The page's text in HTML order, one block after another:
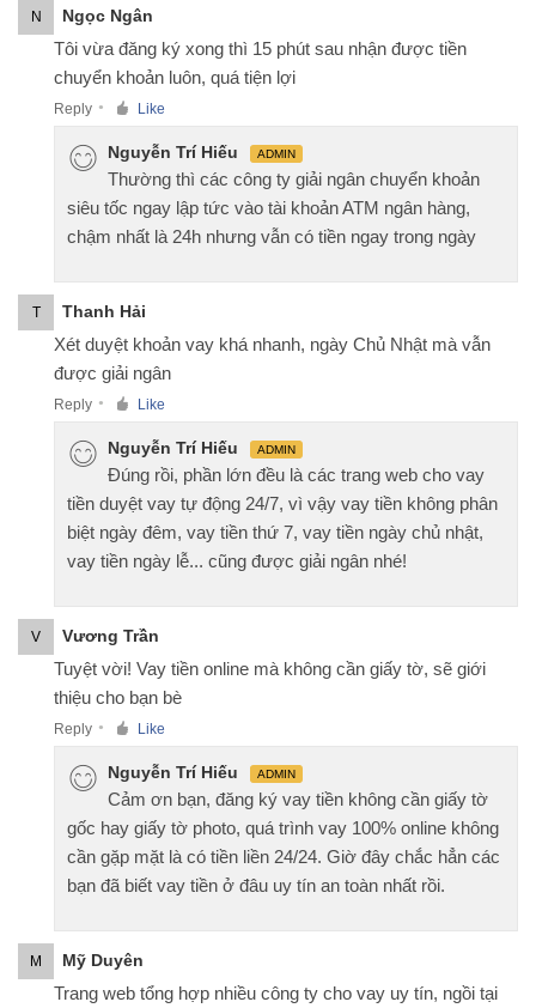
N Ngọc Ngân
Tôi vừa đăng ký xong thì 15 phút sau nhận được tiền
chuyển khoản luôn, quá tiện lợi
Reply ● Like
Nguyễn Trí Hiếu ADMIN
Thường thì các công ty giải ngân chuyển khoản
siêu tốc ngay lập tức vào tài khoản ATM ngân hàng,
chậm nhất là 24h nhưng vẫn có tiền ngay trong ngày
T Thanh Hải
Xét duyệt khoản vay khá nhanh, ngày Chủ Nhật mà vẫn
được giải ngân
Reply ● Like
Nguyễn Trí Hiếu ADMIN
Đúng rồi, phần lớn đều là các trang web cho vay
tiền duyệt vay tự động 24/7, vì vậy vay tiền không phân
biệt ngày đêm, vay tiền thứ 7, vay tiền ngày chủ nhật,
vay tiền ngày lễ... cũng được giải ngân nhé!
V Vương Trần
Tuyệt vời! Vay tiền online mà không cần giấy tờ, sẽ giới
thiệu cho bạn bè
Reply ● Like
Nguyễn Trí Hiếu ADMIN
Cảm ơn bạn, đăng ký vay tiền không cần giấy tờ
gốc hay giấy tờ photo, quá trình vay 100% online không
cần gặp mặt là có tiền liền 24/24. Giờ đây chắc hẳn các
bạn đã biết vay tiền ở đâu uy tín an toàn nhất rồi.
M Mỹ Duyên
Trang web tổng hợp nhiều công ty cho vay uy tín, ngồi tại